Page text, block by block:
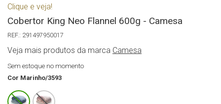
Clique e veja!
Cobertor King Neo Flannel 600g - Camesa
291497950017
Veja mais produtos da marca Camesa
Sem estoque no momento
Cor Marinho/3593